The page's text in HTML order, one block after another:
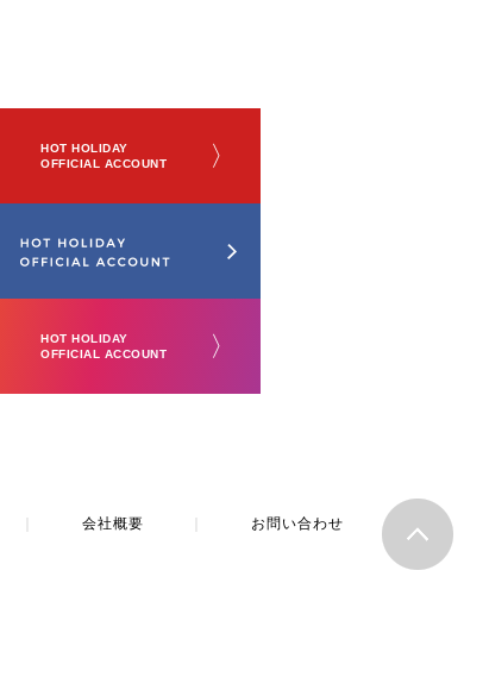
HOT HOLIDAY
OFFICIAL ACCOUNT
〉
HOT HOLIDAY
OFFICIAL ACCOUNT
〉
会社概要 お問い合わせ